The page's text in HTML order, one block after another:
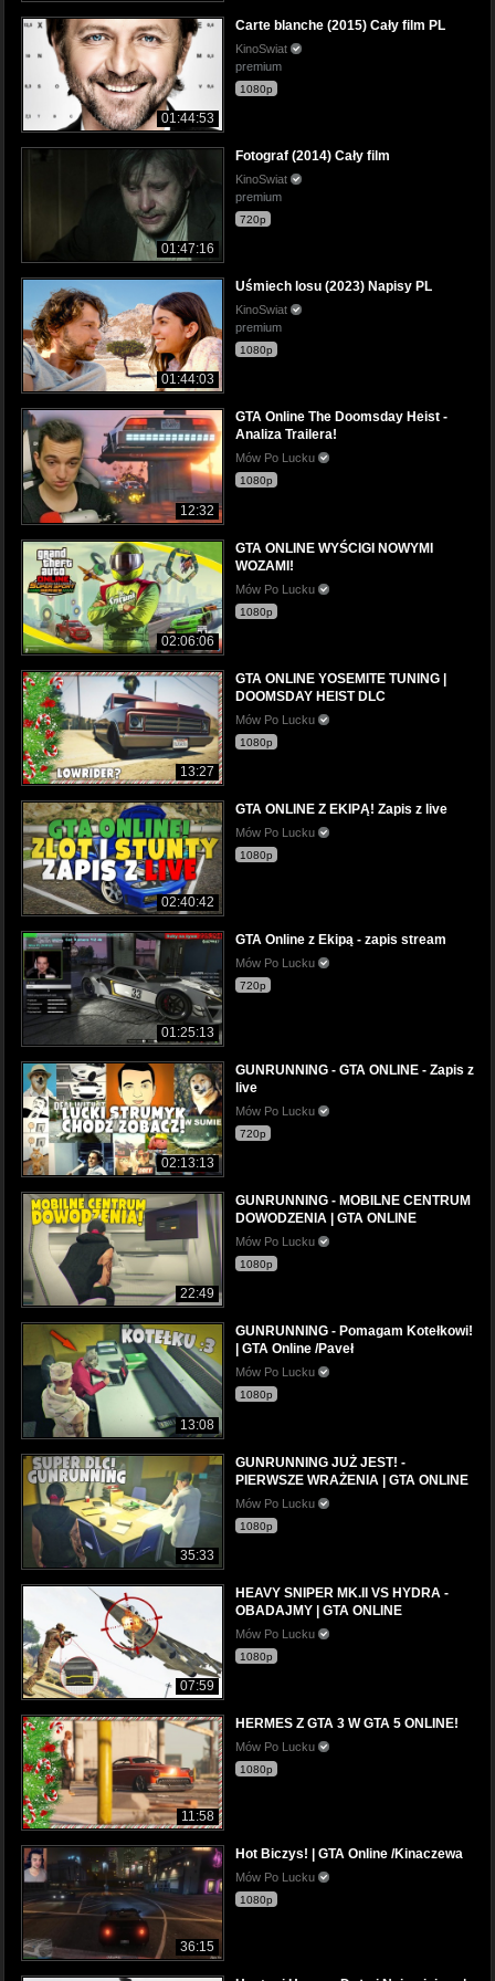
01:44:53
Carte blanche (2015) Cały film PL
KinoSwiat
premium
1080p
01:47:16
Fotograf (2014) Cały film
KinoSwiat
premium
720p
01:44:03
Uśmiech losu (2023) Napisy PL
KinoSwiat
premium
1080p
12:32
GTA Online The Doomsday Heist -
Analiza Trailera!
Mów Po Lucku
1080p
02:06:06
GTA ONLINE WYŚCIGI NOWYMI
WOZAMI!
Mów Po Lucku
1080p
13:27
GTA ONLINE YOSEMITE TUNING |
DOOMSDAY HEIST DLC
Mów Po Lucku
1080p
02:40:42
GTA ONLINE Z EKIPĄ! Zapis z live
Mów Po Lucku
1080p
01:25:13
GTA Online z Ekipą - zapis stream
Mów Po Lucku
720p
02:13:13
GUNRUNNING - GTA ONLINE - Zapis z
live
Mów Po Lucku
720p
22:49
GUNRUNNING - MOBILNE CENTRUM
DOWODZENIA | GTA ONLINE
Mów Po Lucku
1080p
13:08
GUNRUNNING - Pomagam Kotełkowi!
| GTA Online /Paveł
Mów Po Lucku
1080p
35:33
GUNRUNNING JUŻ JEST! -
PIERWSZE WRAŻENIA | GTA ONLINE
Mów Po Lucku
1080p
07:59
HEAVY SNIPER MK.II VS HYDRA -
OBADAJMY | GTA ONLINE
Mów Po Lucku
1080p
11:58
HERMES Z GTA 3 W GTA 5 ONLINE!
Mów Po Lucku
1080p
36:15
Hot Biczys! | GTA Online /Kinaczewa
Mów Po Lucku
1080p